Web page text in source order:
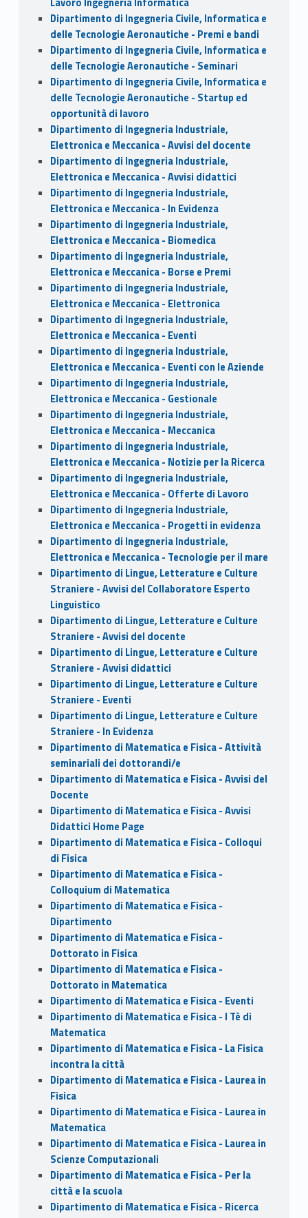
Dipartimento di Ingegneria Civile, Informatica e
delle Tecnologie Aeronautiche - Premi e bandi
Dipartimento di Ingegneria Civile, Informatica e
delle Tecnologie Aeronautiche - Seminari
Dipartimento di Ingegneria Civile, Informatica e
delle Tecnologie Aeronautiche - Startup ed
opportunità di lavoro
Dipartimento di Ingegneria Industriale,
Elettronica e Meccanica - Avvisi del docente
Dipartimento di Ingegneria Industriale,
Elettronica e Meccanica - Avvisi didattici
Dipartimento di Ingegneria Industriale,
Elettronica e Meccanica - In Evidenza
Dipartimento di Ingegneria Industriale,
Elettronica e Meccanica - Biomedica
Dipartimento di Ingegneria Industriale,
Elettronica e Meccanica - Borse e Premi
Dipartimento di Ingegneria Industriale,
Elettronica e Meccanica - Elettronica
Dipartimento di Ingegneria Industriale,
Elettronica e Meccanica - Eventi
Dipartimento di Ingegneria Industriale,
Elettronica e Meccanica - Eventi con le Aziende
Dipartimento di Ingegneria Industriale,
Elettronica e Meccanica - Gestionale
Dipartimento di Ingegneria Industriale,
Elettronica e Meccanica - Meccanica
Dipartimento di Ingegneria Industriale,
Elettronica e Meccanica - Notizie per la Ricerca
Dipartimento di Ingegneria Industriale,
Elettronica e Meccanica - Offerte di Lavoro
Dipartimento di Ingegneria Industriale,
Elettronica e Meccanica - Progetti in evidenza
Dipartimento di Ingegneria Industriale,
Elettronica e Meccanica - Tecnologie per il mare
Dipartimento di Lingue, Letterature e Culture
Straniere - Avvisi del Collaboratore Esperto
Linguistico
Dipartimento di Lingue, Letterature e Culture
Straniere - Avvisi del docente
Dipartimento di Lingue, Letterature e Culture
Straniere - Avvisi didattici
Dipartimento di Lingue, Letterature e Culture
Straniere - Eventi
Dipartimento di Lingue, Letterature e Culture
Straniere - In Evidenza
Dipartimento di Matematica e Fisica - Attività
seminariali dei dottorandi/e
Dipartimento di Matematica e Fisica - Avvisi del
Docente
Dipartimento di Matematica e Fisica - Avvisi
Didattici Home Page
Dipartimento di Matematica e Fisica - Colloqui
di Fisica
Dipartimento di Matematica e Fisica -
Colloquium di Matematica
Dipartimento di Matematica e Fisica -
Dipartimento
Dipartimento di Matematica e Fisica -
Dottorato in Fisica
Dipartimento di Matematica e Fisica -
Dottorato in Matematica
Dipartimento di Matematica e Fisica - Eventi
Dipartimento di Matematica e Fisica - I Tè di
Matematica
Dipartimento di Matematica e Fisica - La Fisica
incontra la città
Dipartimento di Matematica e Fisica - Laurea in
Fisica
Dipartimento di Matematica e Fisica - Laurea in
Matematica
Dipartimento di Matematica e Fisica - Laurea in
Scienze Computazionali
Dipartimento di Matematica e Fisica - Per la
città e la scuola
Dipartimento di Matematica e Fisica - Ricerca